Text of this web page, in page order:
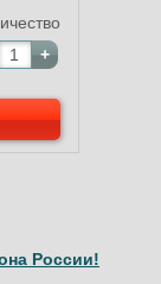
+
России!